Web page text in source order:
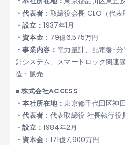
・代表者： 取締役会長 CEO（代
・設立：1937年1月
・資本金： 79億6,575万円
・事業内容： 電力量計、配電盤･
針システム、スマートロック関連
造・販売
■ 株式会社ACCESS
・本社所在地：東京都千代田区神
・代表者： 代表取締役 社長執行役
・設立：1984年2月
・資本金： 171億7,900万円